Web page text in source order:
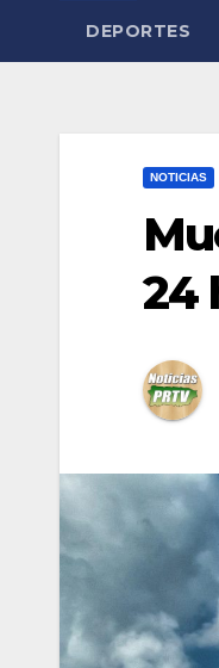
DEPORTES
NOTICIAS
24